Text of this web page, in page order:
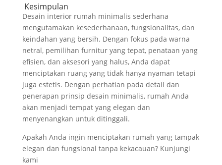
Kesimpulan
Desain interior rumah minimalis sederhana
mengutamakan kesederhanaan, fungsionalitas, dan
keindahan yang bersih. Dengan fokus pada warna
netral, pemilihan furnitur yang tepat, penataan yang
efisien, dan aksesori yang halus, Anda dapat
menciptakan ruang yang tidak hanya nyaman tetapi
juga estetis. Dengan perhatian pada detail dan
penerapan prinsip desain minimalis, rumah Anda
akan menjadi tempat yang elegan dan
menyenangkan untuk ditinggali.
Apakah Anda ingin menciptakan rumah yang tampak
elegan dan fungsional tanpa kekacauan? Kunjungi
kami